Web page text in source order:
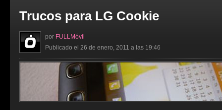
Trucos para LG Cookie
por FULLMóvil
Publicado el 26 de enero, 2011 a las 19:46